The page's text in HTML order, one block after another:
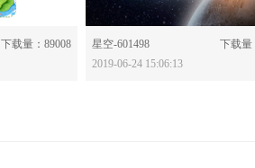
下载量：89008
星空-601498
下载量
2019-06-24 15:06:13